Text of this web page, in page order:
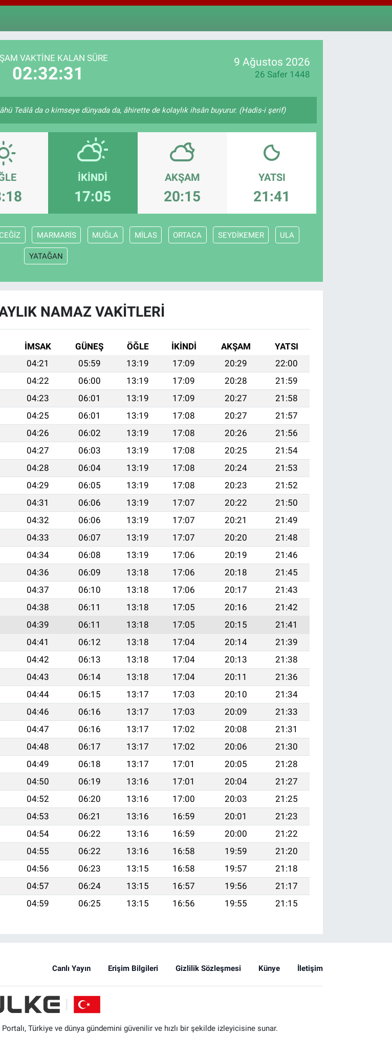
BİST100
VAKTINE KALAN SÜRE
02:32:30
9 Ağustos 2026
26 Safer 1448
Teâlâ da o kimseye dünyada da, âhirette de kolaylık ihsân buyurur. (Hadis-i şerif)
İKINDI
17:05
AKŞAM
20:15
YATSI
21:41
MARMARİS MUĞLA MİLAS ORTACA SEYDİKEMER ULA
YATAĞAN
NAMAZ VAKITLERI
İMSAK GÜNEŞ ÖĞLE İKINDI AKŞAM
YATSI
04:21 05:59 13:19 17:09 20:29
22:00
04:22 06:00 13:19 17:09 20:28
21:59
04:23 06:01 13:19 17:09 20:27
21:58
04:25 06:01 13:19 17:08 20:27
21:57
04:26 06:02 13:19 17:08 20:26
21:56
04:27 06:03 13:19 17:08 20:25
21:54
04:28 06:04 13:19 17:08 20:24
21:53
04:29 06:05 13:19 17:08 20:23
21:52
04:31 06:06 13:19 17:07 20:22
21:50
04:32 06:06 13:19 17:07 20:21
21:49
04:33 06:07 13:19 17:07 20:20
21:48
04:34 06:08 13:19 17:06 20:19
21:46
04:36 06:09 13:18 17:06 20:18
21:45
04:37 06:10 13:18 17:06 20:17
21:43
04:38 06:11 13:18 17:05 20:16
21:42
04:39 06:11 13:18 17:05 20:15
21:41
04:41 06:12 13:18 17:04 20:14
21:39
04:42 06:13 13:18 17:04 20:13
21:38
04:43 06:14 13:18 17:04 20:11
21:36
04:44 06:15 13:17 17:03 20:10
21:34
04:46 06:16 13:17 17:03 20:09
21:33
04:47 06:16 13:17 17:02 20:08
21:31
04:48 06:17 13:17 17:02 20:06
21:30
04:49 06:18 13:17 17:01 20:05
21:28
04:50 06:19 13:16 17:01 20:04
21:27
04:52 06:20 13:16 17:00 20:03
21:25
04:53 06:21 13:16 16:59 20:01
21:23
04:54 06:22 13:16 16:59 20:00
21:22
04:55 06:22 13:16 16:58 19:59
21:20
04:56 06:23 13:15 16:58 19:57
21:18
04:57 06:24 13:15 16:57 19:56
21:17
04:59 06:25 13:15 16:56 19:55 21:15
Canlı Yayın Erişim Bilgileri Gizlilik Sözleşmesi Künye İletişim
Türkiye ve dünya gündemini güvenilir ve hızlı bir şekilde izleyicisine sunar.